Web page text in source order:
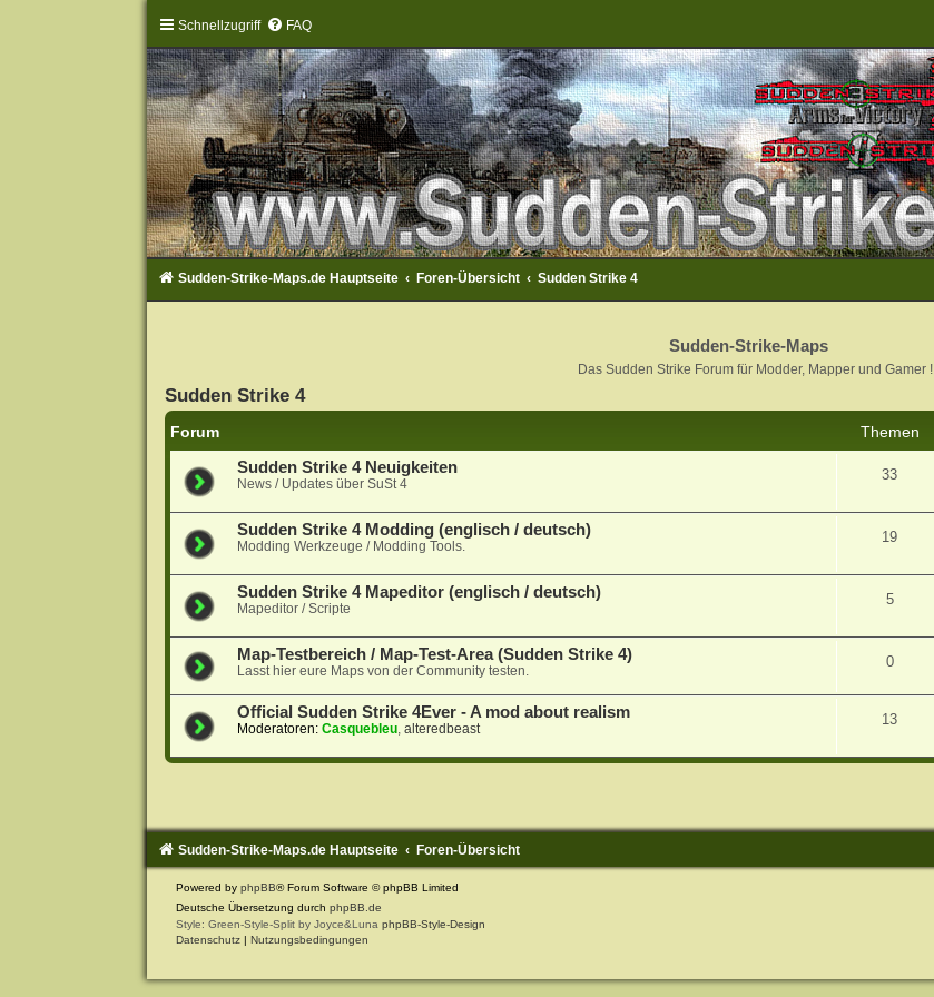
Schnellzugriff FAQ
Sudden-Strike-Maps.de Hauptseite Foren-Übersicht Sudden Strike 4
Sudden-Strike-Maps
Das Sudden Strike Forum für Modder, Mapper und Gamer !
Sudden Strike 4
Forum Themen
Sudden Strike 4 Neuigkeiten
News / Updates über SuSt 4
33
Sudden Strike 4 Modding (englisch / deutsch)
Modding Werkzeuge / Modding Tools.
19
Sudden Strike 4 Mapeditor (englisch / deutsch)
Mapeditor / Scripte
5
Map-Testbereich / Map-Test-Area (Sudden Strike 4)
Lasst hier eure Maps von der Community testen.
0
Official Sudden Strike 4Ever - A mod about realism
Moderatoren: Casquebleu, alteredbeast
13
Sudden-Strike-Maps.de Hauptseite Foren-Übersicht
Powered by phpBB® Forum Software © phpBB Limited
Deutsche Übersetzung durch phpBB.de
Style: Green-Style-Split by Joyce&Luna phpBB-Style-Design
Datenschutz | Nutzungsbedingungen